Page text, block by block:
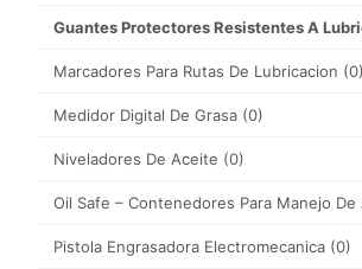
Guantes Protectores Resistentes A
Marcadores Para Rutas De Lubricacion (0)
Medidor Digital De Grasa (0)
Niveladores De Aceite (0)
Oil Safe – Contenedores Para Manejo De
Pistola Engrasadora Electromecanica (0)